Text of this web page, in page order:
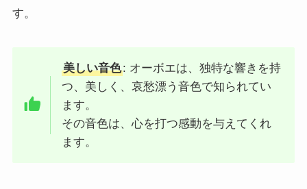
す。
美しい音色: オーボエは、独特な響きを持
つ、美しく、哀愁漂う音色で知られてい
ます。
その音色は、心を打つ感動を与えてくれ
ます。